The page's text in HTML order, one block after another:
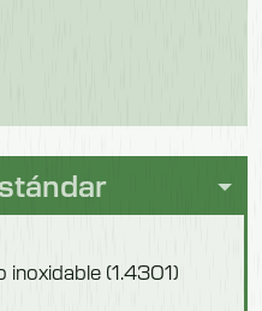
(1.4301)